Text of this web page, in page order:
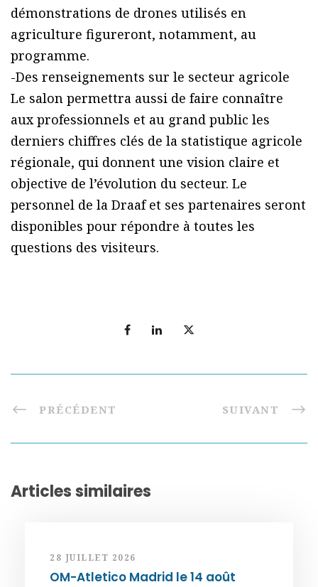
démonstrations de drones utilisés en
agriculture figureront, notamment, au
programme.
-Des renseignements sur le secteur agricole
Le salon permettra aussi de faire connaître
aux professionnels et au grand public les
derniers chiffres clés de la statistique agricole
régionale, qui donnent une vision claire et
objective de l’évolution du secteur. Le
personnel de la Draaf et ses partenaires seront
disponibles pour répondre à toutes les
questions des visiteurs.
PRÉCÉDENT SUIVANT
Articles similaires
28 JUILLET 2026
OM-Atletico Madrid le 14 août